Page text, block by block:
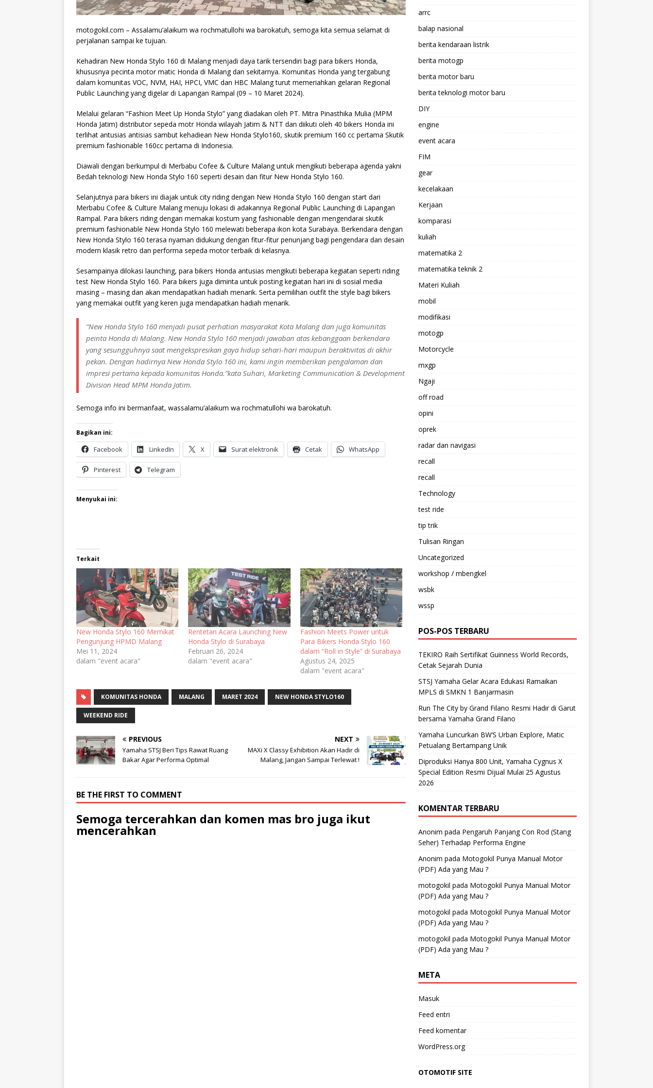
motogokil.com – Assalamu’alaikum wa rochmatullohi wa barokatuh, semoga kita semua selamat di
perjalanan sampai ke tujuan.
Kehadiran New Honda Stylo 160 di Malang menjadi daya tarik tersendiri bagi para bikers Honda,
khususnya pecinta motor matic Honda di Malang dan sekitarnya. Komunitas Honda yang tergabung
dalam komunitas VOC, NVM, HAI, HPCI, VMC dan HBC Malang turut memeriahkan gelaran Regional
Public Launching yang digelar di Lapangan Rampal (09 – 10 Maret 2024).
Melalui gelaran “Fashion Meet Up Honda Stylo” yang diadakan oleh PT. Mitra Pinasthika Mulia (MPM
Honda Jatim) distributor sepeda motr Honda wilayah Jatim & NTT dan diikuti oleh 40 bikers Honda ini
terlihat antusias antisias sambut kehadiean New Honda Stylo160, skutik premium 160 cc pertama Skutik
premium fashionable 160cc pertama di Indonesia.
Diawali dengan berkumpul di Merbabu Cofee & Culture Malang untuk mengikuti beberapa agenda yakni
Bedah teknologi New Honda Stylo 160 seperti desain dan fitur New Honda Stylo 160.
Selanjutnya para bikers ini diajak untuk city riding dengan New Honda Stylo 160 dengan start dari
Merbabu Cofee & Culture Malang menuju lokasi di adakannya Regional Public Launching di Lapangan
Rampal. Para bikers riding dengan memakai kostum yang fashionable dengan mengendarai skutik
premium fashionable New Honda Stylo 160 melewati beberapa ikon kota Surabaya. Berkendara dengan
New Honda Stylo 160 terasa nyaman didukung dengan fitur-fitur penunjang bagi pengendara dan desain
modern klasik retro dan performa sepeda motor terbaik di kelasnya.
Sesampainya dilokasi launching, para bikers Honda antusias mengikuti beberapa kegiatan seperti riding
test New Honda Stylo 160. Para bikers juga diminta untuk posting kegiatan hari ini di sosial media
masing – masing dan akan mendapatkan hadiah menarik. Serta pemilihan outfit the style bagi bikers
yang memakai outfit yang keren juga mendapatkan hadiah menarik.
“New Honda Stylo 160 menjadi pusat perhatian masyarakat Kota Malang dan juga komunitas
peinta Honda di Malang. New Honda Stylo 160 menjadi jawaban atas kebanggaan berkendara
yang sesungguhnya saat mengekspresikan gaya hidup sehari-hari maupun beraktivitas di akhir
pekan. Dengan hadirnya New Honda Stylo 160 ini, kami ingin memberikan pengalaman dan
impresi pertama kepada komunitas Honda.”kata Suhari, Marketing Communication & Development
Division Head MPM Honda Jatim.
Semoga info ini bermanfaat, wassalamu’alaikum wa rochmatullohi wa barokatuh.
Bagikan ini:
Facebook LinkedIn X Surat elektronik Cetak WhatsApp
Pinterest Telegram
Menyukai ini:
Terkait
New Honda Stylo 160 Memikat
Pengunjung HPMD Malang
Mei 11, 2024
dalam "event acara"
Rentetan Acara Launching New
Honda Stylo di Surabaya
Februari 26, 2024
dalam "event acara"
Fashion Meets Power untuk
Para Bikers Honda Stylo 160
dalam “Roll in Style” di Surabaya
Agustus 24, 2025
dalam "event acara"
KOMUNITAS HONDA MALANG MARET 2024 NEW HONDA STYLO160
WEEKEND RIDE
PREVIOUS
Yamaha STSJ Beri Tips Rawat Ruang
Bakar Agar Performa Optimal
NEXT
MAXi X Classy Exhibition Akan Hadir di
Malang, Jangan Sampai Terlewat !
BE THE FIRST TO COMMENT
Semoga tercerahkan dan komen mas bro juga ikut
mencerahkan
arrc
balap nasional
berita kendaraan listrik
berita motogp
berita motor baru
berita teknologi motor baru
DIY
engine
event acara
FIM
gear
kecelakaan
Kerjaan
komparasi
kuliah
matematika 2
matematika teknik 2
Materi Kuliah
mobil
modifikasi
motogp
Motorcycle
mxgp
Ngaji
off road
opini
oprek
radar dan navigasi
recall
recall
Technology
test ride
tip trik
Tulisan Ringan
Uncategorized
workshop / mbengkel
wsbk
wssp
POS-POS TERBARU
TEKIRO Raih Sertifikat Guinness World Records,
Cetak Sejarah Dunia
STSJ Yamaha Gelar Acara Edukasi Ramaikan
MPLS di SMKN 1 Banjarmasin
Run The City by Grand Filano Resmi Hadir di Garut
bersama Yamaha Grand Filano
Yamaha Luncurkan BW’S Urban Explore, Matic
Petualang Bertampang Unik
Diproduksi Hanya 800 Unit, Yamaha Cygnus X
Special Edition Resmi Dijual Mulai 25 Agustus
2026
KOMENTAR TERBARU
Anonim pada Pengaruh Panjang Con Rod (Stang
Seher) Terhadap Performa Engine
Anonim pada Motogokil Punya Manual Motor
(PDF) Ada yang Mau ?
motogokil pada Motogokil Punya Manual Motor
(PDF) Ada yang Mau ?
motogokil pada Motogokil Punya Manual Motor
(PDF) Ada yang Mau ?
motogokil pada Motogokil Punya Manual Motor
(PDF) Ada yang Mau ?
META
Masuk
Feed entri
Feed komentar
WordPress.org
OTOMOTIF SITE